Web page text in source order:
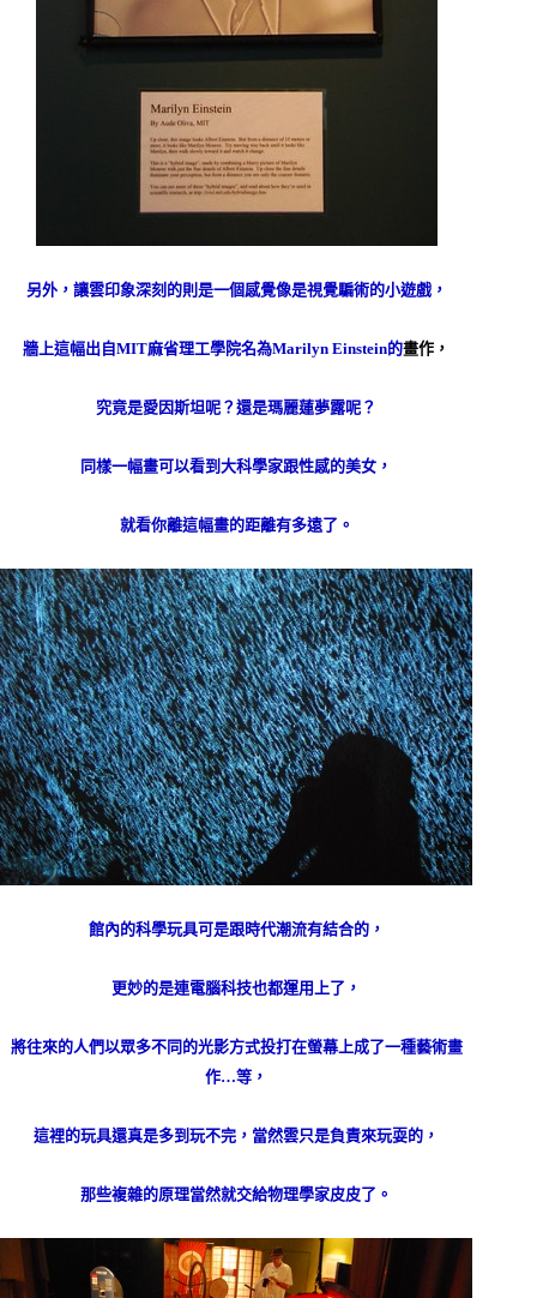
另外，讓雲印象深刻的則是一個感覺像是視覺騙術的小遊戲，
牆上這幅出自MIT麻省理工學院名為Marilyn Einstein的畫作，
究竟是愛因斯坦呢？還是瑪麗蓮夢露呢？
同樣一幅畫可以看到大科學家跟性感的美女，
就看你離這幅畫的距離有多遠了。
館內的科學玩具可是跟時代潮流有結合的，
更妙的是連電腦科技也都運用上了，
將往來的人們以眾多不同的光影方式投打在螢幕上成了一種藝術畫
作…等，
這裡的玩具還真是多到玩不完，當然雲只是負責來玩耍的，
那些複雜的原理當然就交給物理學家皮皮了。